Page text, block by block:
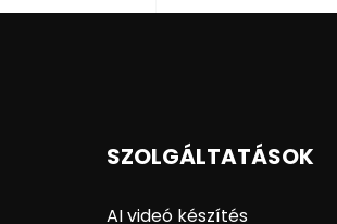
SZOLGÁLTATÁSOK
AI videó készítés